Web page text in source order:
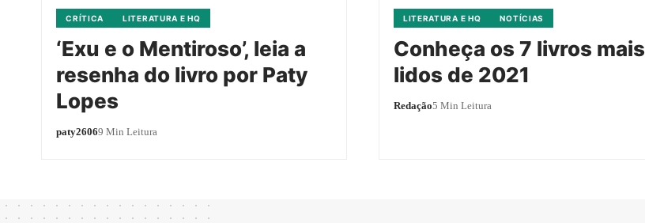
CRÍTICA LITERATURA E HQ
‘Exu e o Mentiroso’, leia a
resenha do livro por Paty
Lopes
paty26069 Min Leitura
LITERATURA E HQ NOTÍCIAS
Conheça os 7 livros mais
lidos de 2021
Redação5 Min Leitura